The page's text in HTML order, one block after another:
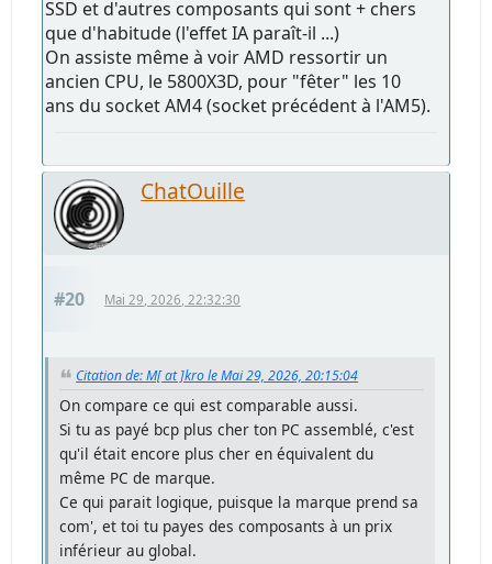
SSD et d'autres composants qui sont + chers
que d'habitude (l'effet IA paraît-il ...)
On assiste même à voir AMD ressortir un
ancien CPU, le 5800X3D, pour "fêter" les 10
ans du socket AM4 (socket précédent à l'AM5).
ChatOuille
#20 Mai 29, 2026, 22:32:30
Citation de: M[ at ]kro le Mai 29, 2026, 20:15:04
On compare ce qui est comparable aussi.
Si tu as payé bcp plus cher ton PC assemblé, c'est
qu'il était encore plus cher en équivalent du
même PC de marque.
Ce qui parait logique, puisque la marque prend sa
com', et toi tu payes des composants à un prix
inférieur au global.